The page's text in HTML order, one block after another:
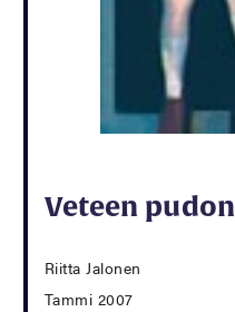
Veteen
Riitta Jalonen
Tammi 2007